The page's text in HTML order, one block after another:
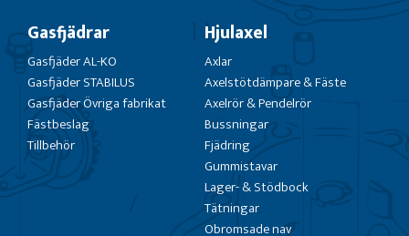
Gasfjädrar
Gasfjäder AL-KO
Gasfjäder STABILUS
Gasfjäder Övriga fabrikat
Fästbeslag
Tillbehör
Hjulaxel
Axlar
Axelstötdämpare & Fäste
Axelrör & Pendelrör
Bussningar
Fjädring
Gummistavar
Lager- & Stödbock
Tätningar
Obromsade nav